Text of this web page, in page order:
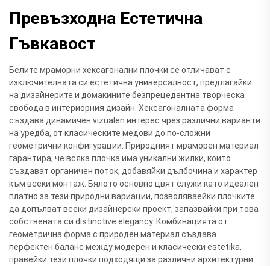
Превъзходна Естетична
Гъвкавост
Белите мраморни хексагонални плочки се отличават с
изключителната си естетична универсалност, предлагайки
на дизайнерите и домакините безпрецедентна творческа
свобода в интериорния дизайн. Хексагоналната форма
създава динамичен vizualen интерес чрез различни варианти
на уредба, от класическите медови до по-сложни
геометрични конфигурации. Природният мраморен материал
гарантира, че всяка плочка има уникални жилки, които
създават органичен поток, добавяйки дълбочина и характер
към всеки монтаж. Бялото основно цвят служи като идеален
платно за тези природни вариации, позволяваейки плочките
да допълват всеки дизайнерски проект, запазвайки при това
собствената си distinctive elegancy. Комбинацията от
геометрична форма с природен материал създава
перфектен баланс между модерен и класически estetika,
правейки тези плочки подходящи за различни архитектурни